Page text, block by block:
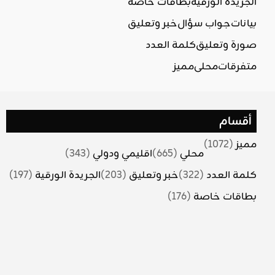
بياناتجواب سؤالخبر وتعليق
صورة وتعليقكلمة العدد
متفرقاتمحليمميز
أقسام
مميز(1072)
محلي (665) اقليمي ودولي (343)
كلمة العدد (322) خبر وتعليق (203) الجريدة الورقية (197)
بطاقات خاصة (176)